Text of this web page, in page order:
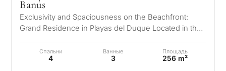
Banús
Exclusivity and Spaciousness on the Beachfront:
Grand Residence in Playas del Duque Located in the
Спальни
4
Ванные
3
Площадь
256 m²
ваш запрос с учётом
бюджета, целей и
юридических нюансов
✓Без спама и рекламы
✓Только 1 экспертный ответ